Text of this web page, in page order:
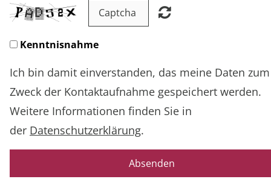
Kenntnisnahme
Ich bin damit einverstanden, das meine Daten zum
Zweck der Kontaktaufnahme gespeichert werden.
Weitere Informationen finden Sie in
der Datenschutzerklärung.
Absenden